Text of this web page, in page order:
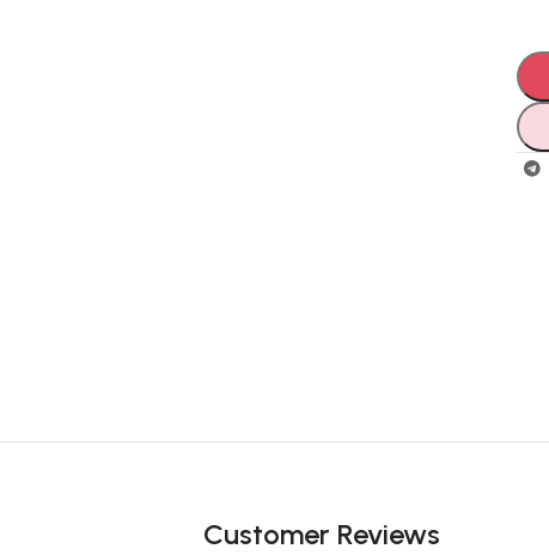
Customer Reviews